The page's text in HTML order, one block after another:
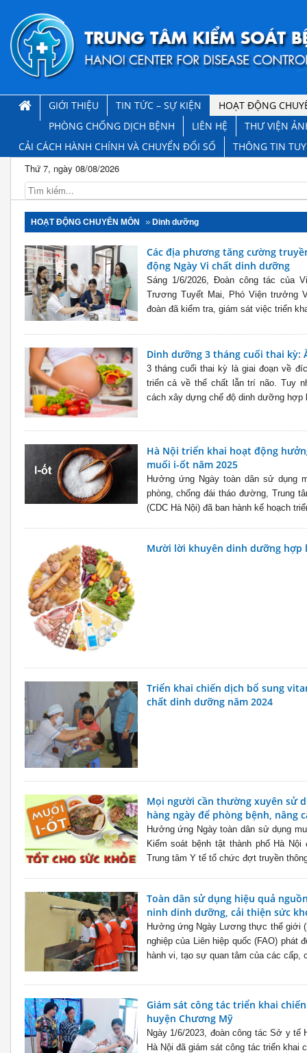
GIỚI THIỆU TIN TỨC – SỰ KIỆN
HOẠT ĐỘNG
PHÒNG CHỐNG DỊCH BỆNH
LIÊN HỆ
THƯ VIỆN
CẢI CÁCH HÀNH CHÍNH VÀ CHUYỂN ĐỔI SỐ
THÔNG TIN
Thứ 7, ngày 08/08/2026
HOẠT ĐỘNG CHUYÊN MÔN Dinh dưỡng
Các địa phương tăng cường
động Ngày Vi chất dinh dưỡng
Sáng 1/6/2026, Đoàn công tác của
Trương Tuyết Mai, Phó Viện trưởng
đoàn đã kiểm tra, giám sát việc triển
Dinh dưỡng 3 tháng cuối thai kỳ:
3 tháng cuối thai kỳ là giai đoạn về
triển cả về thể chất lẫn trí não. Tuy
cách xây dựng chế độ dinh dưỡng hợp
Hà Nội triển khai hoạt động
muối i-ốt năm 2025
Hưởng ứng Ngày toàn dân sử dụng
phòng, chống đái tháo đường, Trung
(CDC Hà Nội) đã ban hành kế hoạch
Mười lời khuyên dinh dưỡng hợp
Triển khai chiến dịch bổ sung
chất dinh dưỡng năm 2024
Mọi người cần thường xuyên sử
hàng ngày để phòng bệnh, nâng
Hưởng ứng Ngày toàn dân sử dụng
Kiểm soát bệnh tật thành phố Hà
Trung tâm Y tế tổ chức đợt truyền
Toàn dân sử dụng hiệu quả
ninh dinh dưỡng, cải thiện sức
Hưởng ứng Ngày Lương thực thế giới
nghiệp của Liên hiệp quốc (FAO) phát
hành vi, tạo sự quan tâm của các cấp,
Giám sát công tác triển khai
huyện Chương Mỹ
Ngày 1/6/2023, đoàn công tác Sở y tế
Hà Nội đã giám sát công tác triển khai